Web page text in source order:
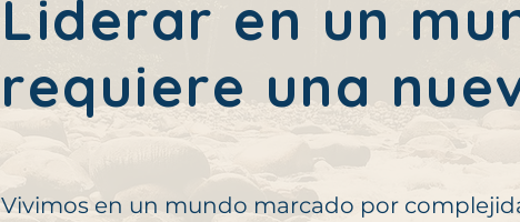
Liderar en un
requiere una
Vivimos en un mundo marcado por